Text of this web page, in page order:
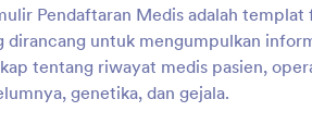
Pendaftaran Medis adalah
dirancang untuk mengumpulkan
tentang riwayat medis pasien,
genetika, dan gejala.
Pengambilan Data KesehatanPratinjau: